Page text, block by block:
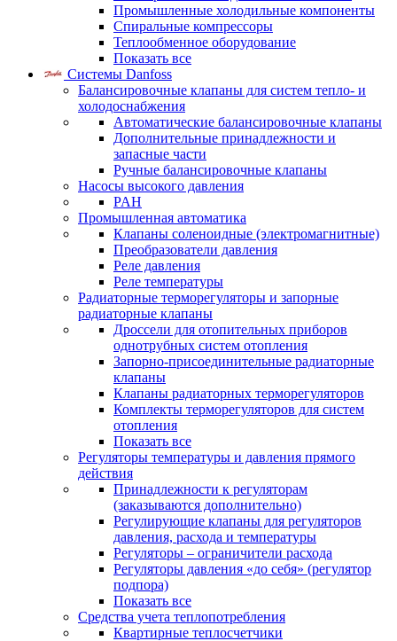
Промышленные холодильные компоненты
Спиральные компрессоры
Теплообменное оборудование
Показать все
Системы Danfoss
Балансировочные клапаны для систем тепло- и
холодоснабжения
Автоматические балансировочные клапаны
Дополнительные принадлежности и
запасные части
Ручные балансировочные клапаны
Насосы высокого давления
PAH
Промышленная автоматика
Клапаны соленоидные (электромагнитные)
Преобразователи давления
Реле давления
Реле температуры
Радиаторные терморегуляторы и запорные
радиаторные клапаны
Дроссели для отопительных приборов
однотрубных систем отопления
Запорно-присоединительные радиаторные
клапаны
Клапаны радиаторных терморегуляторов
Комплекты терморегуляторов для систем
отопления
Показать все
Регуляторы температуры и давления прямого
действия
Принадлежности к регуляторам
(заказываются дополнительно)
Регулирующие клапаны для регуляторов
давления, расхода и температуры
Регуляторы – ограничители расхода
Регуляторы давления «до себя» (регулятор
подпора)
Показать все
Средства учета теплопотребления
Квартирные теплосчетчики